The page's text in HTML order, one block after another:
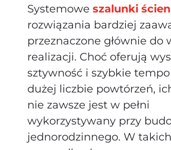
Systemowe szalunki
rozwiązania bardziej
przeznaczone głównie do
realizacji. Choć oferują
sztywność i szybkie
dużej liczbie powtórzeń,
nie zawsze jest w pełni
wykorzystywany przy
jednorodzinnego. W takich